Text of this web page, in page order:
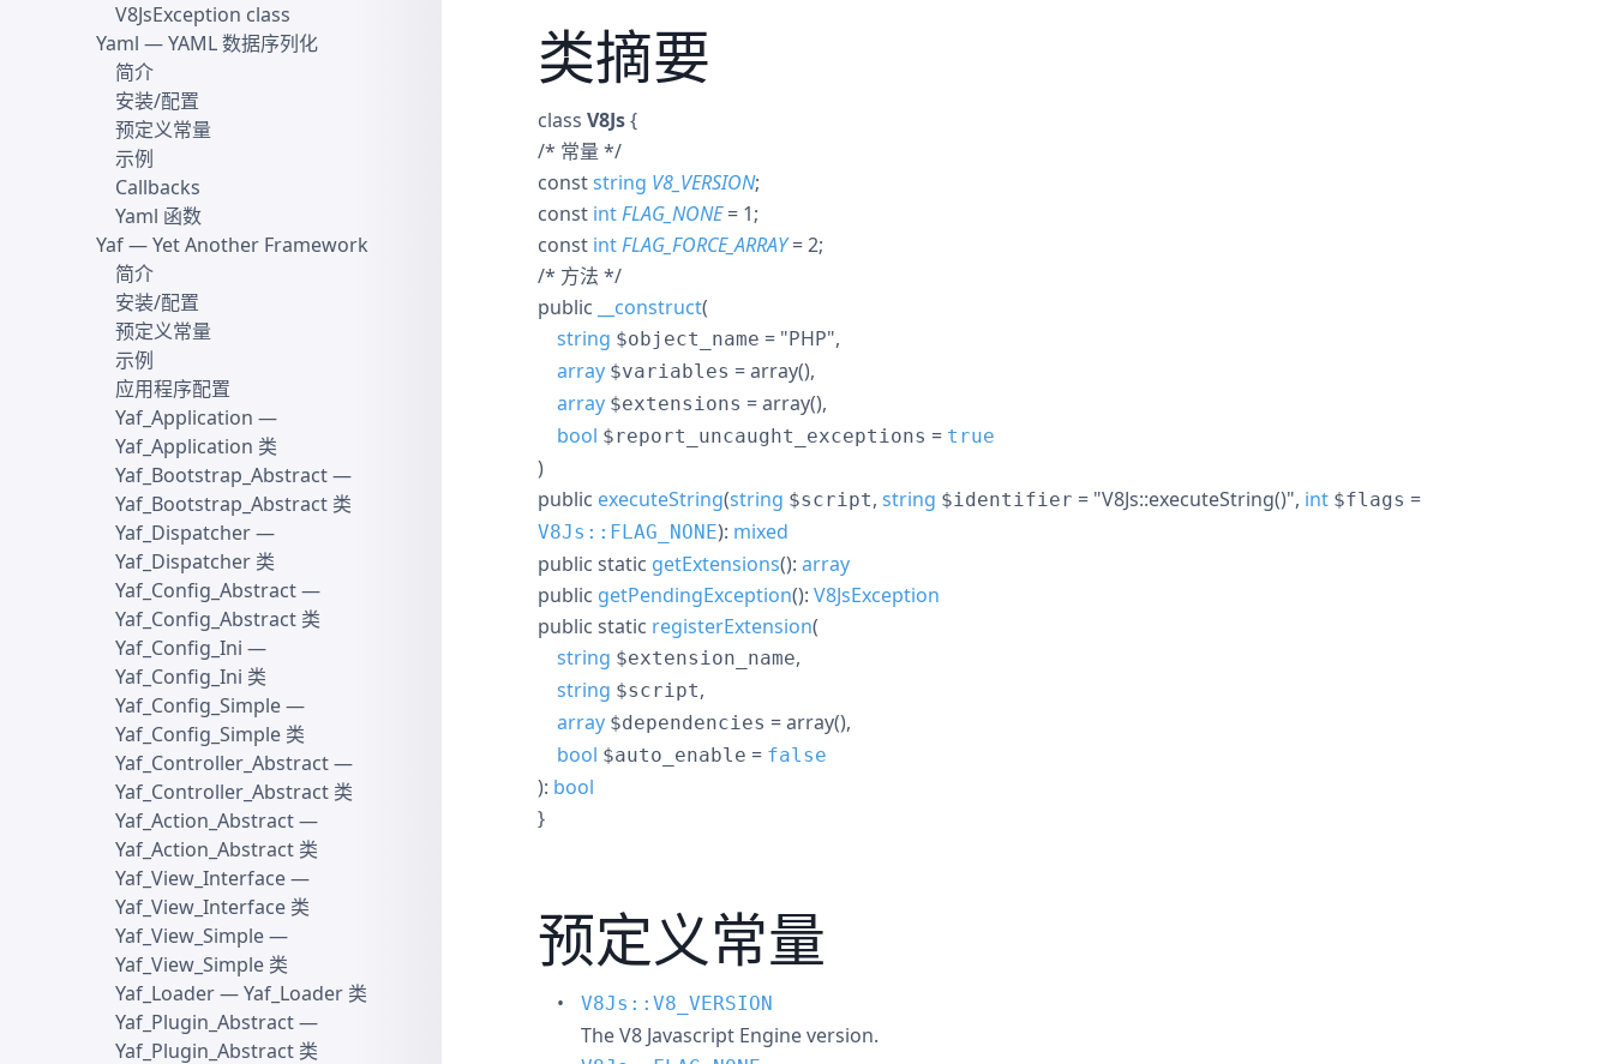
类摘要
class V8Js{
/* 常量 */
conststring V8_VERSION;
const intFLAG_NONE= 1;
const intFLAG_FORCE_ARRAY= 2;
/* 方法 */
public
__construct(
string $object_name = "PHP",
array $variables = array(),
array $extensions = array(),
bool $report_uncaught_exceptions = true
)
public executeString(string $script, string $identifier = "V8Js::executeString()", int $flags =
V8Js::FLAG_NONE): mixed
public static getExtensions(): array
public getPendingException(): V8JsException
public static registerExtension(
string $extension_name,
string $script,
array $dependencies = array(),
bool $auto_enable = false
): bool
}
预定义常量
V8Js::V8_VERSION
The V8 Javascript Engine version.
V8JsException class
Yaml — YAML 数据序列化
简介
安装/配置
预定义常量
示例
Callbacks
Yaml 函数
Yaf— Yet Another Framework
简介
安装/配置
预定义常量
示例
应用程序配置
Yaf_Application —
Yaf_Application 类
Yaf_Bootstrap_Abstract—
Yaf_Bootstrap_Abstract 类
Yaf_Dispatcher—
Yaf_Dispatcher 类
Yaf_Config_Abstract—
Yaf_Config_Abstract 类
Yaf_Config_Ini —
Yaf_Config_Ini 类
Yaf_Config_Simple—
Yaf_Config_Simple 类
Yaf_Controller_Abstract—
Yaf_Controller_Abstract 类
Yaf_Action_Abstract—
Yaf_Action_Abstract 类
Yaf_View_Interface—
Yaf_View_Interface 类
Yaf_View_Simple—
Yaf_View_Simple 类
Yaf_Loader— Yaf_Loader 类
Yaf_Plugin_Abstract—
Yaf_Plugin_Abstract 类